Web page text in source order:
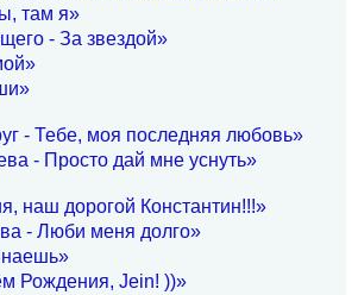
там я»
- За звездой»
- Тебе, моя последняя любовь»
- Просто дай мне уснуть»
наш дорогой Константин!!!»
- Люби меня долго»
Рождения, Jein! ))»